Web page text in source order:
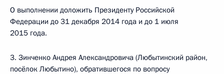
О выполнении доложить Президенту Российской
Федерации до 31 декабря 2014 года и до 1 июля
2015 года.
3. Зинченко Андрея Александровича (Любытинский район,
посёлок Любытино), обратившегося по вопросу